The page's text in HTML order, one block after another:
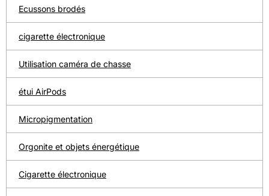
Ecussons brodés
cigarette électronique
Utilisation caméra de chasse
étui AirPods
Micropigmentation
Orgonite et objets énergétique
Cigarette électronique